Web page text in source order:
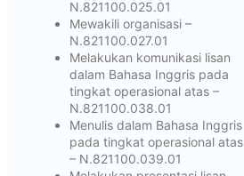
N.821100.025.01
Mewakili organisasi –
N.821100.027.01
Melakukan komunikasi lisan
dalam Bahasa Inggris pada
tingkat operasional atas –
N.821100.038.01
Menulis dalam Bahasa Inggris
pada tingkat operasional atas
– N.821100.039.01